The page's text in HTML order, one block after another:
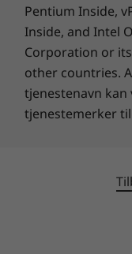
Pentium Inside,
Inside, and Intel
Corporation or
other countries.
tjenestenavn
tjenestemerker